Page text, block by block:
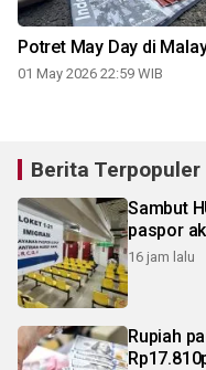
Potret May Day di
01 May 2026 22:59 WIB
Berita Terpopuler
Sambut
paspor
16 jam lalu
Rupiah